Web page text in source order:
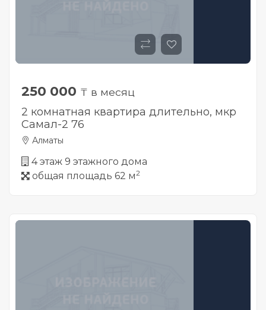
250 000 ₸ в месяц
2 комнатная квартира длительно, мкр
Самал-2 76
Алматы
4 этаж 9 этажного дома
общая площадь 62 м2